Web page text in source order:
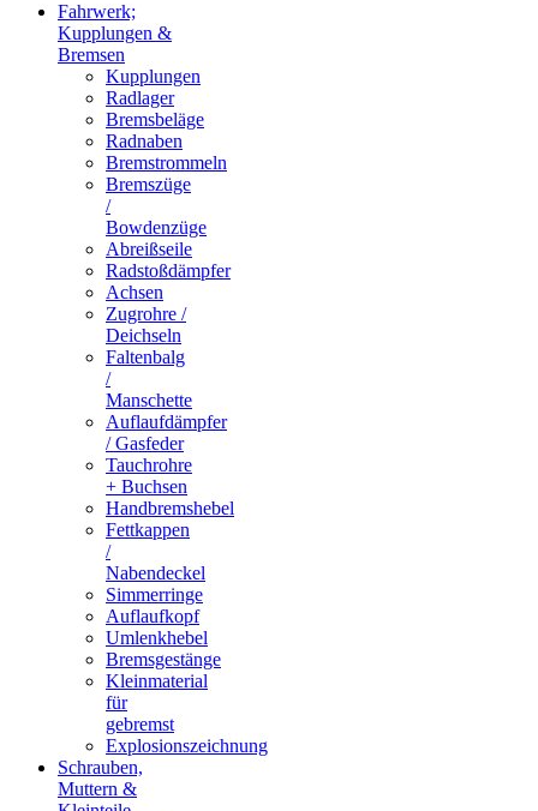
Fahrwerk;
Kupplungen &
Bremsen
Kupplungen
Radlager
Bremsbeläge
Radnaben
Bremstrommeln
Bremszüge
/
Bowdenzüge
Abreißseile
Radstoßdämpfer
Achsen
Zugrohre /
Deichseln
Faltenbalg
/
Manschette
Auflaufdämpfer
/ Gasfeder
Tauchrohre
+ Buchsen
Handbremshebel
Fettkappen
/
Nabendeckel
Simmerringe
Auflaufkopf
Umlenkhebel
Bremsgestänge
Kleinmaterial
für
gebremst
Explosionszeichnung
Schrauben,
Muttern &